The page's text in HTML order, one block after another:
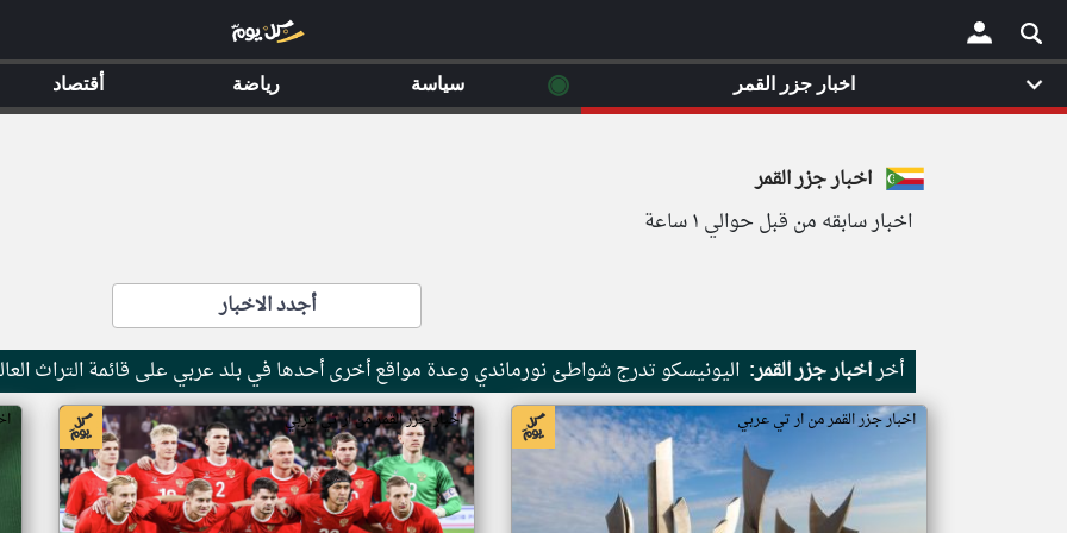
×
اخبار جزر القمر
اخبار سابقه من قبل حوالي ١ ساعة
أجدد الاخبار
أخراخبار جزر القمر: اليونيسكو تدرج شواطئ نورماندي وعدة مواقع أخرى أحدها في بلد عربي على قائمة التراث
اخبار جزر القمر من ار تي عربي اخبار جزر القمر من ار تي عربي
اخبار جزر القمر ◉ سياسة رياضة أقتصاد